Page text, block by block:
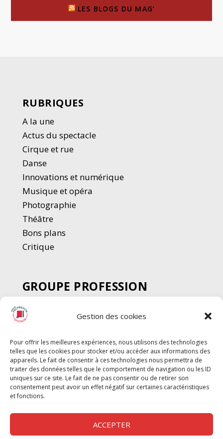
Gestion des cookies
Pour offrir les meilleures expériences, nous utilisons des technologies
telles que les cookies pour stocker et/ou accéder aux informations des
appareils. Le fait de consentir à ces technologies nous permettra de
traiter des données telles que le comportement de navigation ou les ID
uniques sur ce site. Le fait de ne pas consentir ou de retirer son
consentement peut avoir un effet négatif sur certaines caractéristiques
et fonctions.
ACCEPTER
LES BLOGS DU MAG’
RUBRIQUES
A la une
Actus du spectacle
Cirque et rue
Danse
Innovations et numérique
Musique et opéra
Photographie
Théâtre
Bons plans
Critique
GROUPE PROFESSION
SPECTACLE
Chèque Intermittents
Chèque Compta
Chèque Emploi Spectacle
G-Pods
Profession Audio-visuel